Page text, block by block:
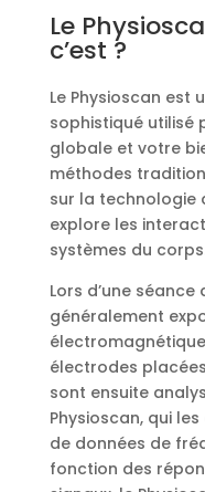
Le
c’est ?
Le Physioscan est
sophistiqué utilisé
globale et votre
méthodes
sur la technologie
explore les
systèmes du
Lors d’une
généralement
électrodes
sont ensuite
Physioscan, qui
de données de
fonction des